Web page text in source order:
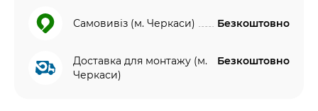
Самовивіз (м. Черкаси) Безкоштовно
Доставка для монтажу (м.
Черкаси)
Безкоштовно